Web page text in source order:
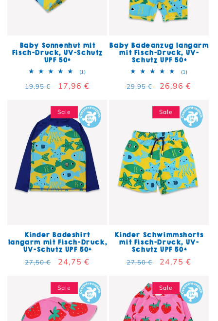
Baby Sonnenhut mit
Fisch-Druck, UV-Schutz
UPF 50+
(1)1 Bewertungen insgesamt
Normaler Preis
19,95 € Verkaufspreis
17,96 €
Baby Badeanzug langarm
mit Fisch-Druck, UV-
Schutz UPF 50+
(1)1
Normaler Preis
29,95 € Verkaufspreis
26,96 €
Sale
Kinder Badeshirt
langarm mit Fisch-Druck,
UV-Schutz UPF 50+
Normaler Preis
27,50 € Verkaufspreis
24,75 €
Sale
Kinder Schwimmshorts
mit Fisch-Druck, UV-
Schutz UPF 50+
Normaler Preis
27,50 € Verkaufspreis
24,75 €
Sale Sale